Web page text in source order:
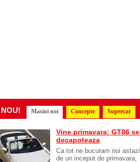
Masini noi Concepte Supercar
Vine primavara: GT86 se
decapoteaza
Ca tot ne bucuram noi astazi
de un inceput de primavara,